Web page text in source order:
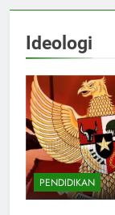
Ideologi
PENDIDIKAN